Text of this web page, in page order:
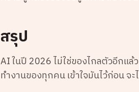
สรุป
AI ในปี 2026 ไม่ใช่ของไกลตัวอีกแล้
ทำงานของทุกคน เข้าใจมันไว้ก่อน จ